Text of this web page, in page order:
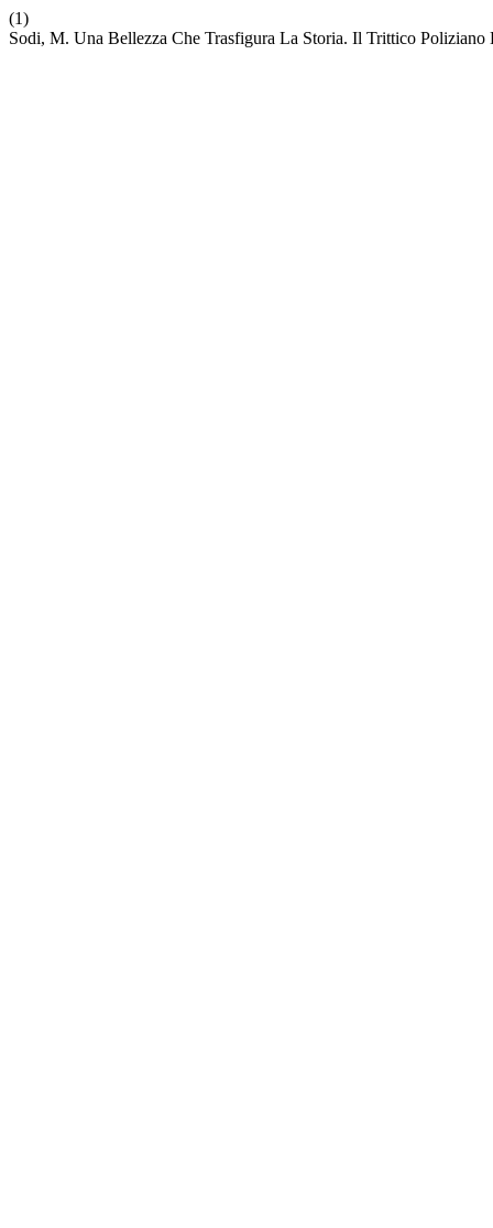
(1)
Sodi, M. Una Bellezza Che Trasfigura La Storia. Il Trittico